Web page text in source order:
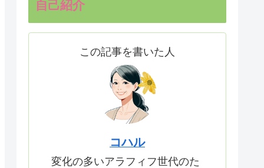
自己紹介
この記事を書いた人
コハル
変化の多いアラフィフ世代のた